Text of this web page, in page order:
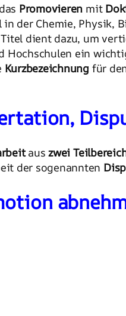
Promovieren mit
der Chemie,
dient dazu, um
Hochschulen ein
Kurzbezeichnung für
auszwei
der sogenannten